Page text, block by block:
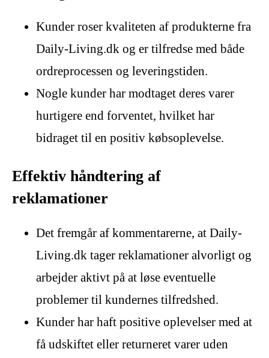
Kunder roser kvaliteten af produkterne fra
Daily-Living.dk og er tilfredse med både
ordreprocessen og leveringstiden.
Nogle kunder har modtaget deres varer
hurtigere end forventet, hvilket har
bidraget til en positiv købsoplevelse.
Effektiv håndtering af
reklamationer
Det fremgår af kommentarerne, at Daily-
Living.dk tager reklamationer alvorligt og
arbejder aktivt på at løse eventuelle
problemer til kundernes tilfredshed.
Kunder har haft positive oplevelser med at
få udskiftet eller returneret varer uden